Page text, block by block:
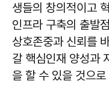
생들의 창의적이고
인프라 구축의 출발
상호존중과 신뢰를
갈 핵심인재 양성과
을 할 수 있을 것으